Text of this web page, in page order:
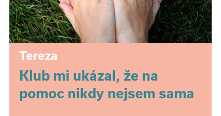
Tereza
Klub mi ukázal, že na
pomoc nikdy nejsem sama